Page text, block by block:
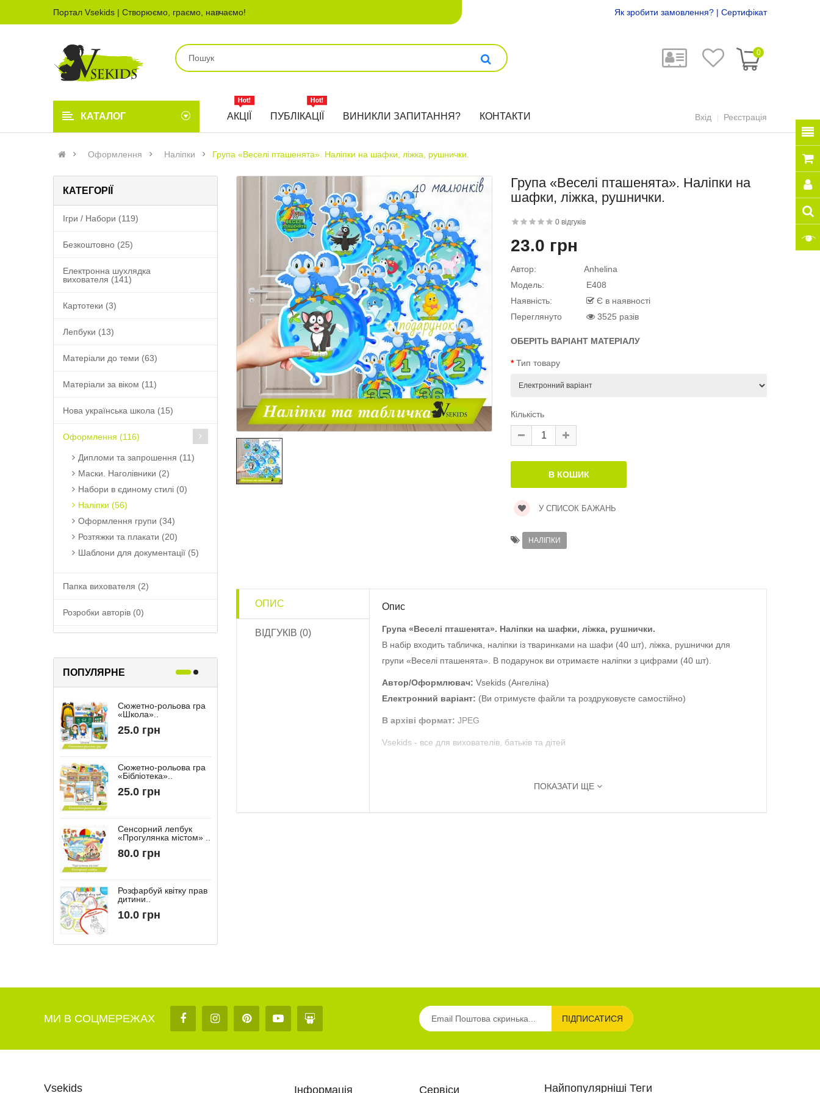
Портал Vsekids | Створюємо, граємо, навчаємо! Як зробити замовлення? | Сертифікат
0
КАТАЛОГ АКЦІЇ ПУБЛІКАЦІЇ ВИНИКЛИ ЗАПИТАННЯ? КОНТАКТИ Вхід Реєстрація
Оформлення Наліпки Група «Веселі пташенята». Наліпки на шафки, ліжка, рушнички.
КАТЕГОРІЇ
Ігри / Набори (119)
Безкоштовно (25)
Електронна шухлядка
вихователя (141)
Картотеки (3)
Лепбуки (13)
Матеріали до теми (63)
Матеріали за віком (11)
Нова українська школа (15)
Оформлення (116)
Дипломи та запрошення (11)
Маски. Наголівники (2)
Набори в єдиному стилі (0)
Наліпки (56)
Оформлення групи (34)
Розтяжки та плакати (20)
Шаблони для документації (5)
Папка вихователя (2)
Розробки авторів (0)
ПОПУЛЯРНЕ
Сюжетно-рольова гра
«Школа»..
25.0 грн
Сюжетно-рольова гра
«Бібліотека»..
25.0 грн
Сенсорний лепбук
«Прогулянка містом» ..
80.0 грн
Розфарбуй квітку прав
дитини..
10.0 грн
Група «Веселі пташенята». Наліпки на
шафки, ліжка, рушнички.
0 відгуків
23.0 грн
Автор:
Anhelina
Модель:
E408
Наявність:
Є в наявності
Переглянуто
3525 разів
ОБЕРІТЬ ВАРІАНТ МАТЕРІАЛУ
Тип товару
Кількість
У СПИСОК БАЖАНЬ
НАЛІПКИ
ОПИС
ВІДГУКІВ (0)
Опис
Група «Веселі пташенята». Наліпки на шафки, ліжка, рушнички.
В набір входить табличка, наліпки із тваринками на шафи (40 шт), ліжка, рушнички для
групи «Веселі пташенята». В подарунок ви отримаєте наліпки з цифрами (40 шт).
Автор/Оформлювач: Vsekids (Ангеліна)
Електронний варіант: (Ви отримуєте файли та роздруковуєте самостійно)
В архіві формат: JPEG
Vsekids - все для вихователів, батьків та дітей
ПОКАЗАТИ ЩЕ
МИ В СОЦМЕРЕЖАХ ПІДПИСАТИСЯ
Vsekids Інформація Сервіси Найпопулярніші Теги